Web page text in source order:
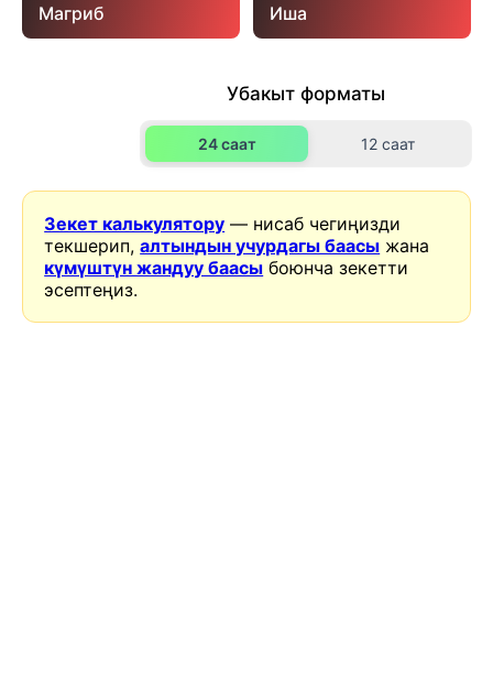
Магриб Иша
Убакыт форматы
24 саат 12 саат
Зекет калькулятору — нисаб чегиңизди
текшерип,алтындын учурдагы баасы жана
күмүштүн жандуу баасы боюнча зекетти
эсептеңиз.